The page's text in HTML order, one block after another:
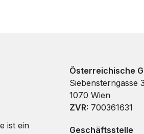
ist ein
Österreichische
Siebensterngasse
1070 Wien
ZVR: 700361631
Geschäftsstelle